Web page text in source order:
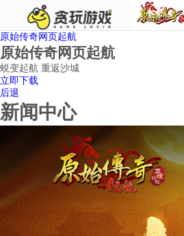
原始传奇网页起航
原始传奇网页起航
蜕变起航 重返沙城
立即下载
后退
新闻中心